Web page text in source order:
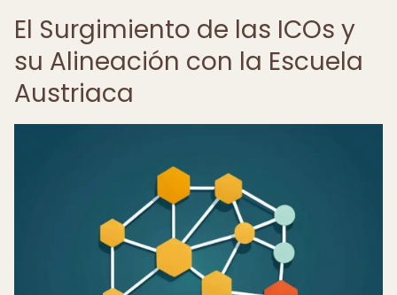
El Surgimiento de las ICOs y
su Alineación con la Escuela
Austriaca